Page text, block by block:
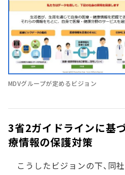
MDVグループが定めるビジョン
3省2ガイドラインに基
療情報の保護対策
こうしたビジョンの下、同